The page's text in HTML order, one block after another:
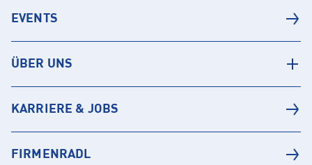
EVENTS
ÜBER UNS
KARRIERE & JOBS
FIRMENRADL